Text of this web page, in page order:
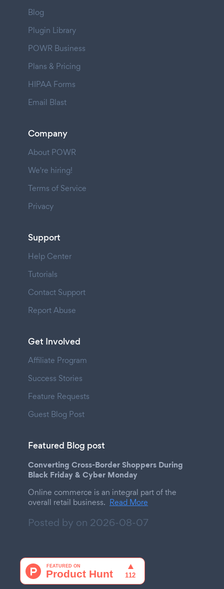
Blog
Plugin Library
POWR Business
Plans & Pricing
HIPAA Forms
Email Blast
Company
About POWR
We're hiring!
Terms of Service
Privacy
Support
Help Center
Tutorials
Contact Support
Report Abuse
Get Involved
Affiliate Program
Success Stories
Feature Requests
Guest Blog Post
Featured Blog post
Converting Cross-Border Shoppers During
Black Friday & Cyber Monday
Online commerce is an integral part of the
overall retail business. Read More
Posted by on 2026-08-07